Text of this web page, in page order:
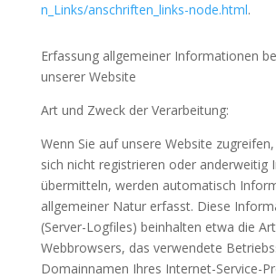
n_Links/anschriften_links-node.html.
Erfassung allgemeiner Informationen
unserer Website
Art und Zweck der Verarbeitung:
Wenn Sie auf unsere Website
sich nicht registrieren oder anderweitig
übermitteln, werden automatisch
allgemeiner Natur erfasst. Diese
(Server-Logfiles) beinhalten etwa die
Webbrowsers, das verwendete
Domainnamen Ihres Internet-Service-